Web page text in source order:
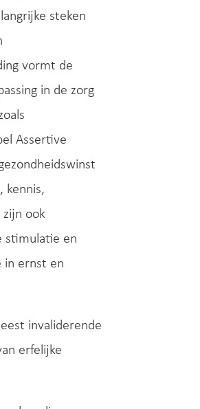
steken
vormt de
in de zorg
Assertive
kennis,
zijn ook
stimulatie en
in ernst en
invaliderende
erfelijke